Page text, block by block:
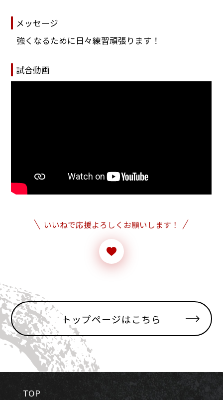
メッセージ
強くなるために日々練習頑張ります！
試合動画
いいねで応援よろしくお願いします！
トップページはこちら
TOP